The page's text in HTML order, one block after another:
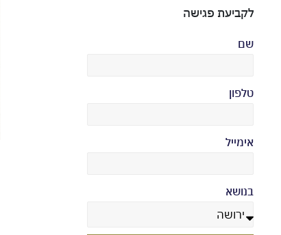
לקביעת פגישה
שם
טלפון
אימייל
בנושא